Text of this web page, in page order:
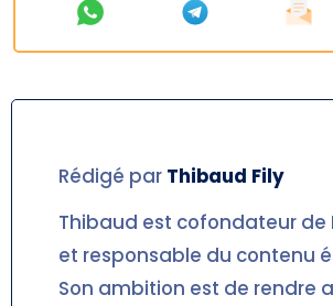
Rédigé par Thibaud Fily
Thibaud est cofondateur de
et responsable du contenu
Son ambition est de rendre